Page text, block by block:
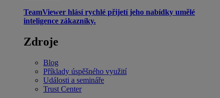
TeamViewer hlásí rychlé přijetí jeho nabídky umělé
inteligence zákazníky.
Zdroje
Blog
Příklady úspěšného využití
Události a semináře
Trust Center